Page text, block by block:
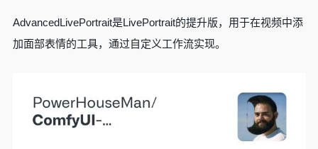
AdvancedLivePortrait是LivePortrait的提升版，用于在视频中添
加面部表情的工具，通过自定义工作流实现。